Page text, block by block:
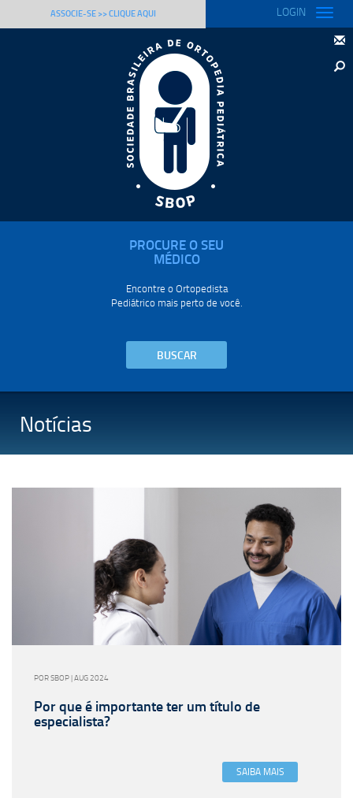
ASSOCIE-SE >> CLIQUE AQUI LOGIN
Toggle
PROCURE O SEU
MÉDICO
Encontre o Ortopedista
Pediátrico mais perto de você.
BUSCAR
Notícias
POR SBOP | AUG 2024
Por que é importante ter um título de
especialista?
SAIBA MAIS